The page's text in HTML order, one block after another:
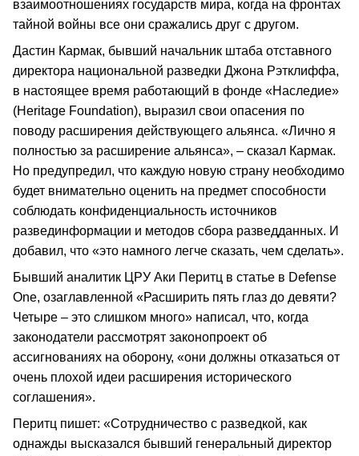
взаимоотношениях государств мира, когда на фронтах
тайной войны все они сражались друг с другом.
Дастин Кармак, бывший начальник штаба отставного
директора национальной разведки Джона Рэтклиффа,
в настоящее время работающий в фонде «Наследие»
(Heritage Foundation), выразил свои опасения по
поводу расширения действующего альянса. «Лично я
полностью за расширение альянса», – сказал Кармак.
Но предупредил, что каждую новую страну необходимо
будет внимательно оценить на предмет способности
соблюдать конфиденциальность источников
развединформации и методов сбора разведданных. И
добавил, что «это намного легче сказать, чем сделать».
Бывший аналитик ЦРУ Аки Перитц в статье в Defense
One, озаглавленной «Расширить пять глаз до девяти?
Четыре – это слишком много» написал, что, когда
законодатели рассмотрят законопроект об
ассигнованиях на оборону, «они должны отказаться от
очень плохой идеи расширения исторического
соглашения».
Перитц пишет: «Сотрудничество с разведкой, как
однажды высказался бывший генеральный директор